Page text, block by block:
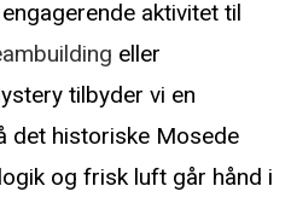
aktivitet til
eller
tilbyder vi en
det historiske Mosede
og frisk luft går hånd i